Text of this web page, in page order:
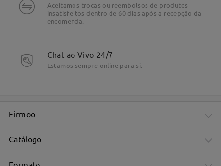
DETALHES DO PRODUTO
Aceitamos trocas ou reembolsos de produtos
insatisfeitos dentro de 60 dias após a recepção da
encomenda.
Chat ao Vivo 24/7
Estamos sempre online para si.
Firmoo
Catálogo
Formato